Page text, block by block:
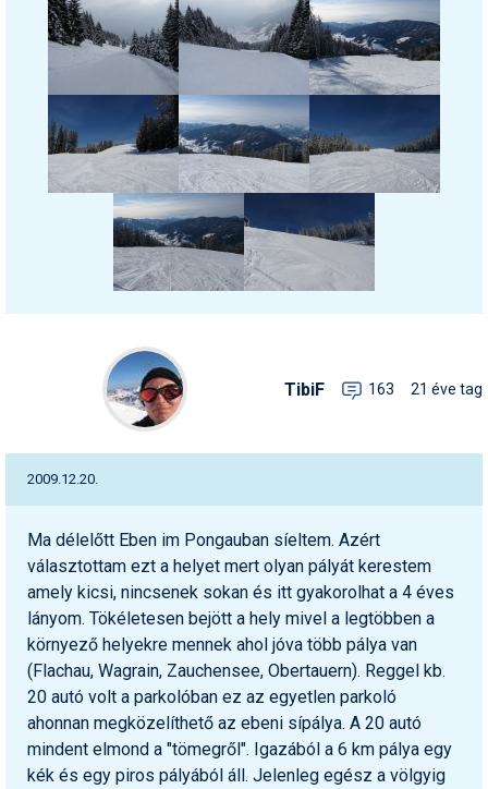
TibiF 163 21 éve tag
2009.12.20.
Ma délelőtt Eben im Pongauban síeltem. Azért
választottam ezt a helyet mert olyan pályát kerestem
amely kicsi, nincsenek sokan és itt gyakorolhat a 4 éves
lányom. Tökéletesen bejött a hely mivel a legtöbben a
környező helyekre mennek ahol jóva több pálya van
(Flachau, Wagrain, Zauchensee, Obertauern). Reggel kb.
20 autó volt a parkolóban ez az egyetlen parkoló
ahonnan megközelíthető az ebeni sípálya. A 20 autó
mindent elmond a "tömegről". Igazából a 6 km pálya egy
kék és egy piros pályából áll. Jelenleg egész a völgyig